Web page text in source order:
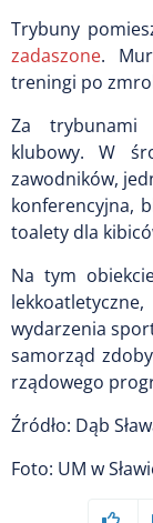
Trybuny
zadaszone.
treningi po
Za trybunami
klubowy. W
zawodników,
konferencyjna,
toalety dla
Na tym
wydarzenia
samorząd
rządowego
Źródło: Dąb
Foto: UM w